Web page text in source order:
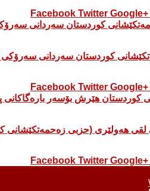
Facebook Twitter Google+
کوردستان سەردانی
Facebook Twitter Google+
لقی هەولێری (حزبی
Facebook Twitter Google+